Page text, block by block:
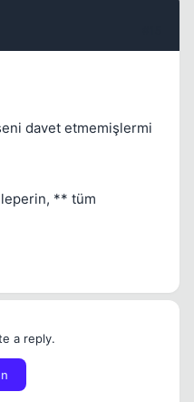
davet etmemişlermi
** tüm
a reply.